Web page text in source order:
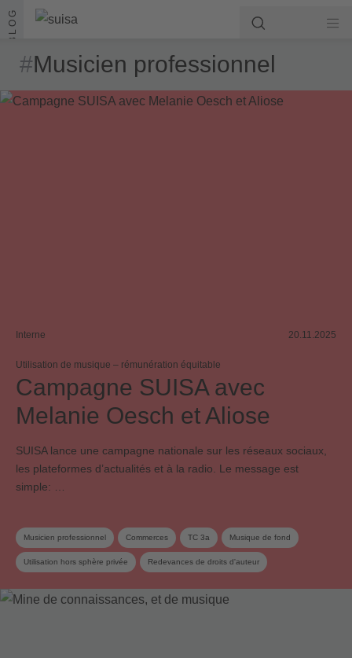
Aller au contenu
BLOG
#Musicien professionnel
Interne 20.11.2025
Utilisation de musique – rémunération équitable
Campagne SUISA avec
Melanie Oesch et Aliose
SUISA lance une campagne nationale sur les réseaux sociaux,
les plateformes d’actualités et à la radio. Le message est
simple: …
Musicien professionnel Commerces TC 3a Musique de fond
Utilisation hors sphère privée Redevances de droits d'auteur